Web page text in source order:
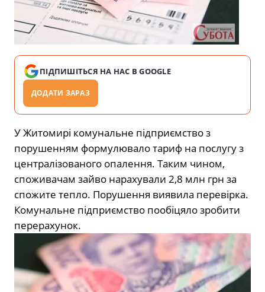
ПІДПИШІТЬСЯ НА НАС В GOOGLE
ДОДАТИ ЗАРАЗ
У Житомирі комунальне підприємство з
порушенням формулювало тариф на послугу з
централізованого опалення. Таким чином,
споживачам зайво нарахували 2,8 млн грн за
спожите тепло. Порушення виявила перевірка.
Комунальне підприємство пообіцяло зробити
перерахунок.